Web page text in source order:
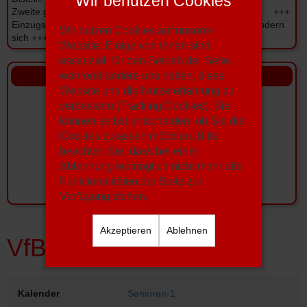
Zweite gegen Marl-Hamm - Dritte gegen Spfr.Datteln +++ +++
Einzugstermine der Beiträge für Senioren und Junioren ändern
sich +++
Sponsoren
VfB Hüls - Disteln
Kalender Senioren-1
Wir nutzen Cookies auf unserer
Website. Einige von ihnen sind
essenziell für den Betrieb der Seite,
während andere uns helfen, diese
Website und die Nutzererfahrung zu
verbessern (Tracking Cookies). Sie
können selbst entscheiden, ob Sie die
Cookies zulassen möchten. Bitte
beachten Sie, dass bei einer
Ablehnung womöglich nicht mehr alle
Funktionalitäten der Seite zur
Verfügung stehen.
Akzeptieren Ablehnen